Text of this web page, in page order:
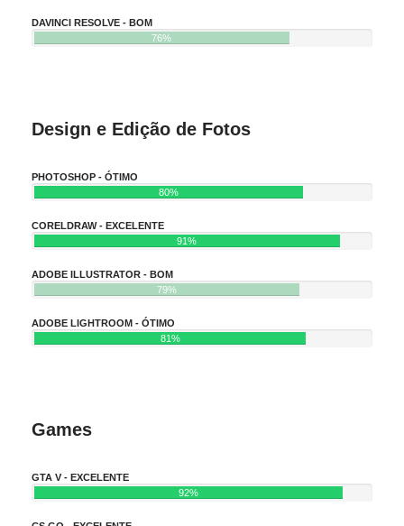
DAVINCI RESOLVE - BOM
76%
Design e Edição de Fotos
PHOTOSHOP - ÓTIMO
80%
CORELDRAW - EXCELENTE
91%
ADOBE ILLUSTRATOR - BOM
79%
ADOBE LIGHTROOM - ÓTIMO
81%
Games
GTA V - EXCELENTE
92%